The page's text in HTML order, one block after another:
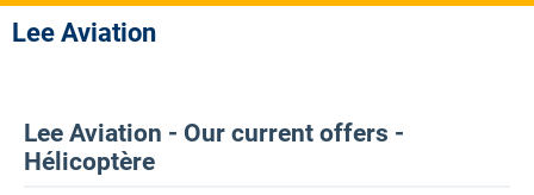
Lee Aviation
Lee Aviation - Our current offers -
Hélicoptère